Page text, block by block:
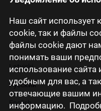
Наш сайт использует
cookie, так и файлы
файлы cookie дают
понимать ваши
использование сайта
удобным для вас, а
отвечающие вашим
информацию.
Latviski
Русский
English